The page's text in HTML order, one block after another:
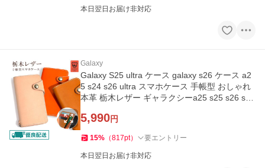
本日翌日お届け非対応
Galaxy
Galaxy S25 ultra ケース galaxy s26 ケース a2
5 s24 s26 ultra スマホケース 手帳型 おしゃれ
本革 栃木レザー ギャラクシーa25 s25 s26 s23
5,990円
15% （817pt） 要エントリー
本日翌日お届け非対応